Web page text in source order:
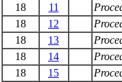
18
11
18
12
18
13
18
14
18
15